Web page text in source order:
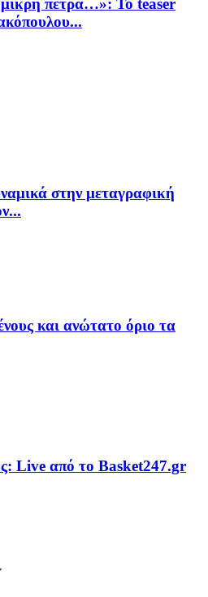
στην μεταγραφική
και ανώτατο όριο τα
Live από το Basket247.gr